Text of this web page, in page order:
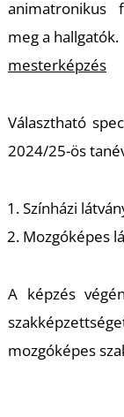
animatronikus
meg a hallgatók.
mesterképzés
Választható
2024/25-ös
Színházi
Mozgóképes
A képzés
mozgóképes